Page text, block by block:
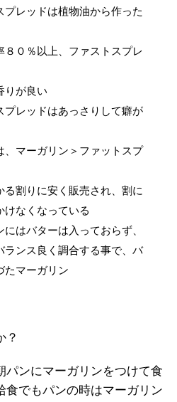
プレッドは植物油から作った
８０％以上、ファストスプレ
りが良い
プレッドはあっさりして癖が
、マーガリン＞ファットスプ
割りに安く販売され、割に
けなくなっている
はバターは入っておらず、
ランス良く調合する事で、バ
たマーガリン
？
パンにマーガリンをつけて食
食でもパンの時はマーガリン